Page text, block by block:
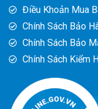
Điều Khoản Mua
Chính Sách Bảo
Chính Sách Bảo
Chính Sách Kiểm